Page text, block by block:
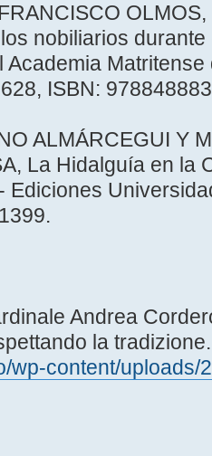
nobiliarios
Academia
ISBN:
ALMÁRCEGUI Y
La Hidalguía en la
Ediciones
Andrea
la tradizione.
wp-content/uploads/